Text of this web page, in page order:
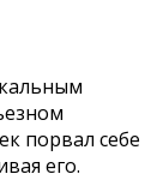
порвал себе
его.